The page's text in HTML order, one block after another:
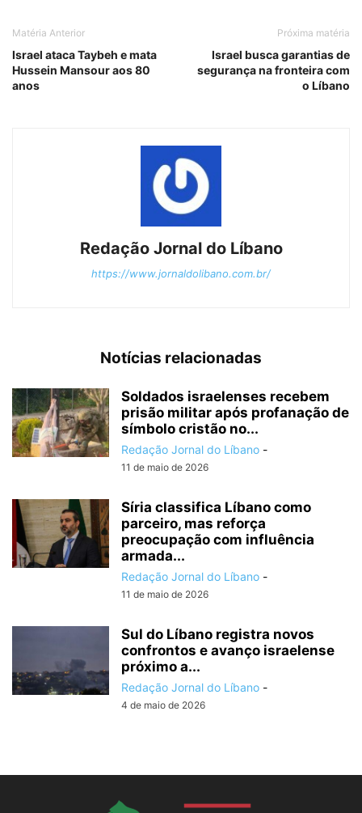
Matéria Anterior
Israel ataca Taybeh e mata
Hussein Mansour aos 80
anos
Próxima matéria
Israel busca garantias de
segurança na fronteira com
o Líbano
Redação Jornal do Líbano
https://www.jornaldolibano.com.br/
Notícias relacionadas
Soldados israelenses recebem
prisão militar após profanação de
símbolo cristão no...
Redação Jornal do Líbano -
11 de maio de 2026
Síria classifica Líbano como
parceiro, mas reforça
preocupação com influência
armada...
Redação Jornal do Líbano -
11 de maio de 2026
Sul do Líbano registra novos
confrontos e avanço israelense
próximo a...
Redação Jornal do Líbano -
4 de maio de 2026